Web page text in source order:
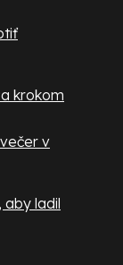
krokom
v
aby ladil